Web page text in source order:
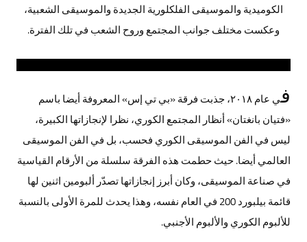
الكوميدية والموسيقى الفلكلورية الجديدة والموسيقى الشعبية،
وعكست مختلف جوانب المجتمع وروح الشعب في تلك الفترة.
ف
ي عام ٢٠١٨، جذبت فرقة «بي تي إس» المعروفة أيضا باسم
«فتيان بانغتان» أنظار المجتمع الكوري، نظرا لإنجازاتها الكبيرة،
ليس في الفن الموسيقى الكوري فحسب، بل في الفن الموسيقى
العالمي أيضا. حيث حطمت هذه الفرقة سلسلة من الأرقام القياسية
في صناعة الموسيقى، وكان أبرز إنجازاتها تصدّر ألبومين اثنين لها
قائمة بيلبورد 200 في العام نفسه، وهذا يحدث للمرة الأولى بالنسبة
للألبوم الكوري والألبوم الأجنبي.